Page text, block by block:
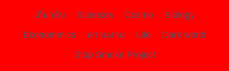
เกี่ยวกับ Sciences Cosmo
Biology
Econommics
ความงาม Life
Dark world
Stop Smoke Project